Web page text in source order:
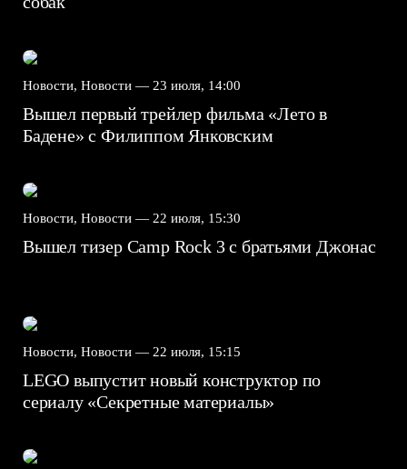
Новости, Новости — 23 июля, 14:00
Вышел первый трейлер фильма «Лето в
Бадене» с Филиппом Янковским
Новости, Новости — 22 июля, 15:30
Вышел тизер Camp Rock 3 с братьями Джонас
Новости, Новости — 22 июля, 15:15
LEGO выпустит новый конструктор по
сериалу «Секретные материалы»